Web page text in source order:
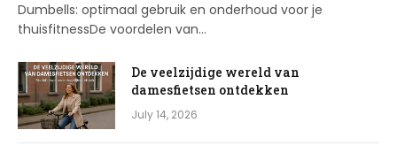
Dumbells: optimaal gebruik en onderhoud voor je
thuisfitnessDe voordelen van…
De veelzijdige wereld van
damesfietsen ontdekken
July 14, 2026